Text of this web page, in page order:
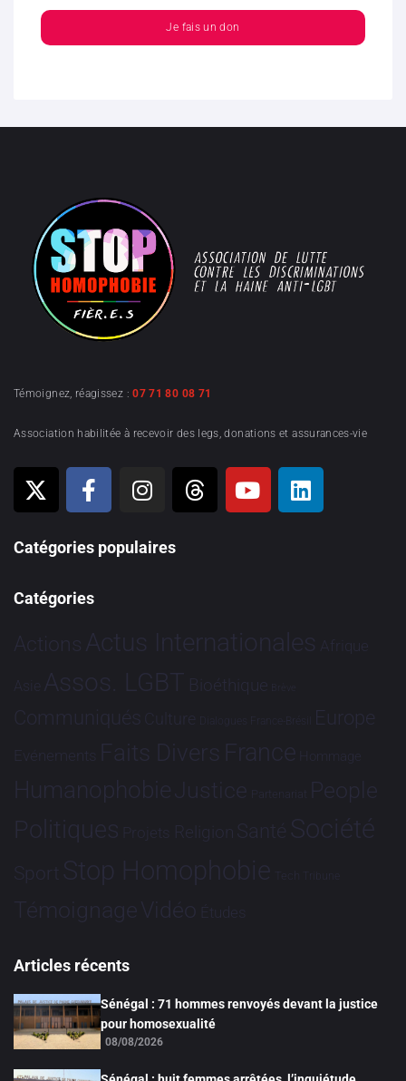
Je fais un don
Témoignez, réagissez :07 71 80 08 71
Association habilitée à recevoir des legs, donations et assurances-vie
Catégories populaires
Catégories
Actions Actus Internationales Afrique
Asie Assos. LGBT Bioéthique Brève
Communiqués Culture Dialogues France-Brésil Europe
Evénements Faits Divers France Hommage
HumanophobieJustice Partenariat People
Politiques Projets Religion Santé Société
Sport Stop Homophobie Tech Tribune
TémoignageVidéo Études
Articles récents
Sénégal : 71 hommes renvoyés devant la justice
pour homosexualité
08/08/2026